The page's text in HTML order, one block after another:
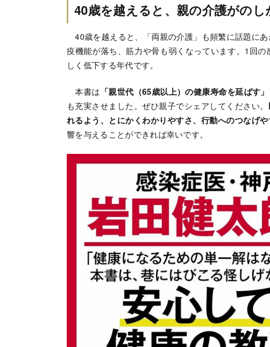
40歳を越えると、親の介護がの
40歳を越えると、「両親の介護」も頻繁に話題に
疫機能が落ち、筋力や骨も弱くなっています。1回
しく低下する年代です。
本書は 「親世代（65歳以上）の健康寿命を延ばす
も充実させました。ぜひ親子でシェアしてください。
れるよう、とにかくわかりやすさ、行動へのつなげ
響を与えることができれば幸いです。